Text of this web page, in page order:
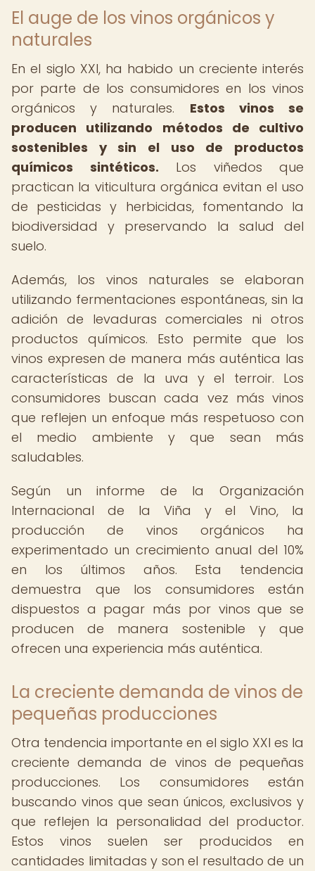
El auge de los vinos orgánicos y
naturales
En el siglo XXI, ha habido un creciente interés
por parte de los consumidores en los vinos
orgánicos y naturales. Estos vinos se
producen utilizando métodos de cultivo
sostenibles y sin el uso de productos
químicos sintéticos. Los viñedos que
practican la viticultura orgánica evitan el uso
de pesticidas y herbicidas, fomentando la
biodiversidad y preservando la salud del
suelo.
Además, los vinos naturales se elaboran
utilizando fermentaciones espontáneas, sin la
adición de levaduras comerciales ni otros
productos químicos. Esto permite que los
vinos expresen de manera más auténtica las
características de la uva y el terroir. Los
consumidores buscan cada vez más vinos
que reflejen un enfoque más respetuoso con
el medio ambiente y que sean más
saludables.
Según un informe de la Organización
Internacional de la Viña y el Vino, la
producción de vinos orgánicos ha
experimentado un crecimiento anual del 10%
en los últimos años. Esta tendencia
demuestra que los consumidores están
dispuestos a pagar más por vinos que se
producen de manera sostenible y que
ofrecen una experiencia más auténtica.
La creciente demanda de vinos de
pequeñas producciones
Otra tendencia importante en el siglo XXI es la
creciente demanda de vinos de pequeñas
producciones. Los consumidores están
buscando vinos que sean únicos, exclusivos y
que reflejen la personalidad del productor.
Estos vinos suelen ser producidos en
cantidades limitadas y son el resultado de un